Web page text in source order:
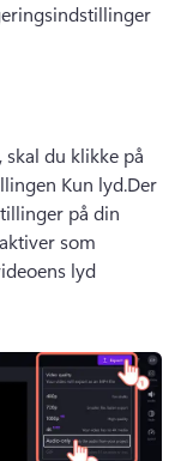
du klikke på
Kun lyd.Der
på din
som
lyd